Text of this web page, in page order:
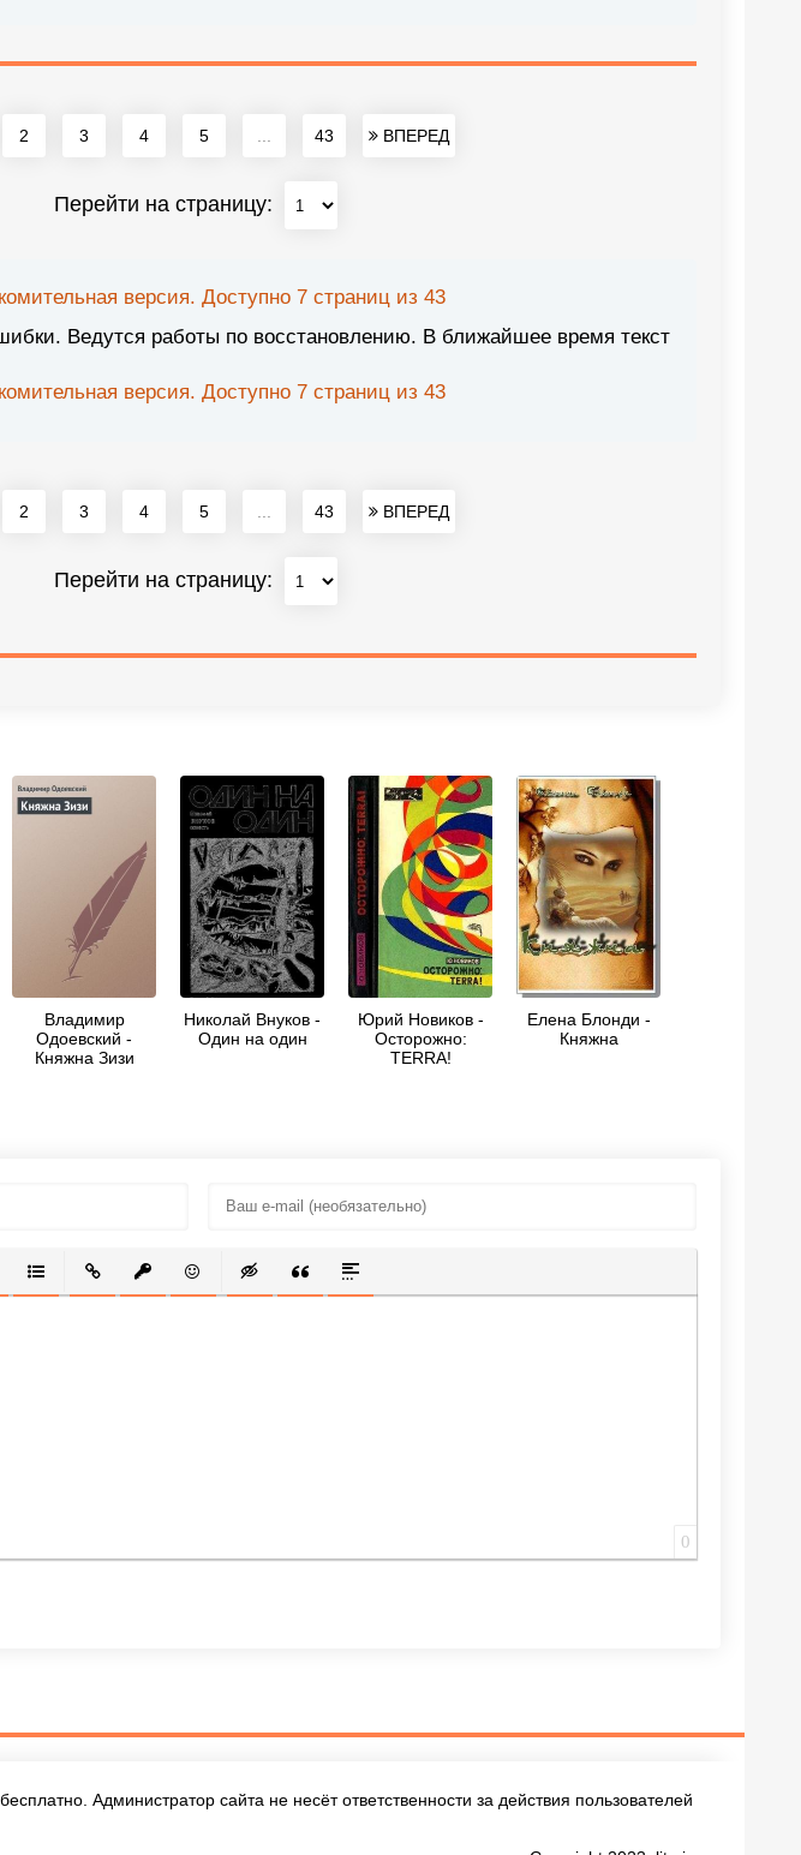
2 3 4 5 43 ВПЕРЕД
Перейти на страницу:
версия. Доступно 7 страниц из 43
Ведутся работы по восстановлению. В ближайшее время текст
версия. Доступно 7 страниц из 43
2 3 4 5 43 ВПЕРЕД
Перейти на страницу:
Владимир
Одоевский -
Княжна Зизи
Николай Внуков -
Один на один
Юрий Новиков -
Осторожно:
TERRA!
Елена Блонди -
Княжна
СПИСОК
МАРКИРОВАННЫЙ СПИСОК
ВСТАВИТЬ ССЫЛКУ
ВСТАВИТЬ ЗАЩИЩЕННУЮ ССЫЛКУ
ВСТАВИТЬ СМАЙЛИК
ВСТАВКА СКРЫТОГО ТЕКСТА
ВСТАВКА ЦИТАТЫ
ВСТАВКА СПОЙЛЕРА
0
Администратор сайта не несёт ответственности за действия пользователей